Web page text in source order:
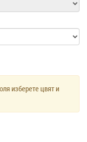
изберете цвят и